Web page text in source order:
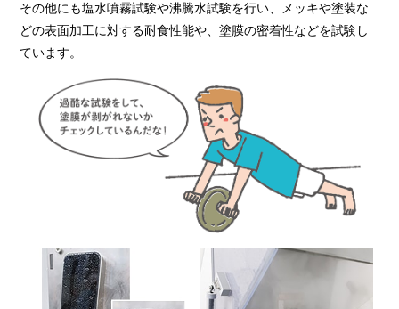
その他にも塩水噴霧試験や沸騰水試験を行い、メッキや塗装な
どの表面加工に対する耐食性能や、塗膜の密着性などを試験し
ています。